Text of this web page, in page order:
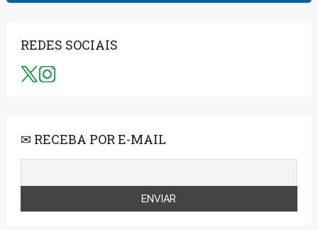
REDES SOCIAIS
✉ RECEBA POR E-MAIL